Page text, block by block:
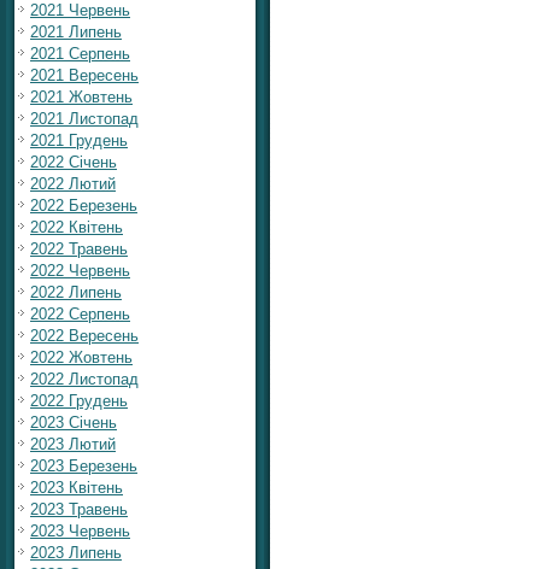
2021 Червень
2021 Липень
2021 Серпень
2021 Вересень
2021 Жовтень
2021 Листопад
2021 Грудень
2022 Січень
2022 Лютий
2022 Березень
2022 Квітень
2022 Травень
2022 Червень
2022 Липень
2022 Серпень
2022 Вересень
2022 Жовтень
2022 Листопад
2022 Грудень
2023 Січень
2023 Лютий
2023 Березень
2023 Квітень
2023 Травень
2023 Червень
2023 Липень